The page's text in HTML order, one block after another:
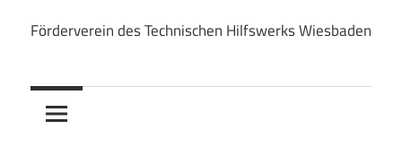
Inhalt
THOW
Wiesbaden
Förderverein des Technischen Hilfswerks Wiesbaden